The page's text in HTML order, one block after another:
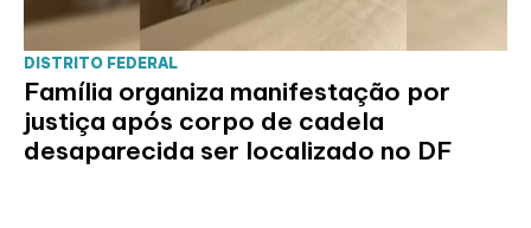
DISTRITO FEDERAL
Família organiza manifestação por
justiça após corpo de cadela
desaparecida ser localizado no DF